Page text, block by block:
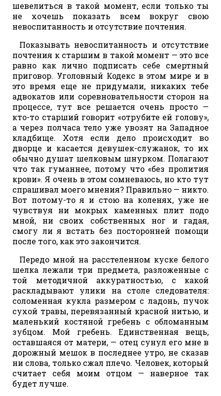
шевелиться в такой момент, если только ты
не хочешь показать всем вокруг свою
невоспитанность и отсутствие почтения.
Показывать невоспитанность и отсутствие
почтения к старшим в такой момент — это все
равно как лично подписать себе смертный
приговор. Уголовный Кодекс в этом мире и в
это время еще не придумали, никаких тебе
адвокатов или соревновательности сторон на
процессе, тут все решается очень просто —
кто-то старший говорит «отрубите ей голову»,
а через полчаса тело уже увозят на Западное
кладбище. Хотя если дело происходит во
дворце и касается девушек-служанок, то их
обычно душат шелковым шнурком. Полагают
что так гуманнее, потому что «без пролития
крови». Я очень в этом сомневаюсь, но кто тут
спрашивал моего мнения? Правильно — никто.
Вот потому-то я и стою на коленях, уже не
чувствуя ни мокрых каменных плит подо
мной, ни своих собственных ног и гадая,
смогу ли я встать без посторонней помощи
после того, как это закончится.
Передо мной на расстеленном куске белого
шелка лежали три предмета, разложенные с
той методичной аккуратностью, с какой
раскладывают улики на столе следователя:
соломенная кукла размером с ладонь, пучок
сухой травы, перевязанный красной нитью, и
маленький костяной гребень с обломанным
зубцом. Мой гребень. Единственная вещь,
оставшаяся от матери, — отец сунул его мне в
дорожный мешок в последнее утро, не сказав
ни слова, только сжал плечо. Человек, который
считает себя моим отцом — наверное так
будет лучше.